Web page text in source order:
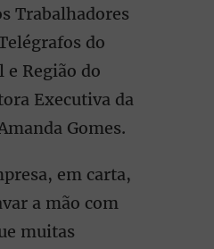
Trabalhadores
do
Região do
Executiva da
Gomes.
em carta,
a mão com
muitas